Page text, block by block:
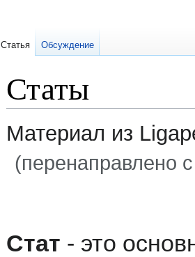
Статы
Материал из
(перенаправлено
Стат - это
Статья Обсуждение